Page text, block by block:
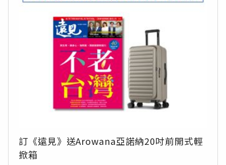
訂《遠見》送Arowana亞諾納20吋前開式輕
掀箱